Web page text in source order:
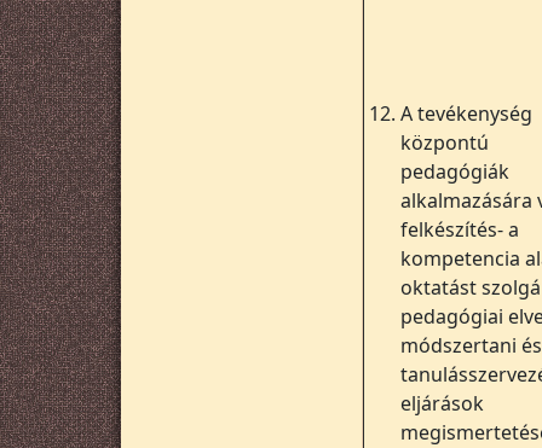
12. A tevékenység
központú
pedagógiák
alkalmazására
felkészítés- a
kompetencia
oktatást
pedagógiai
módszertani és
eljárások